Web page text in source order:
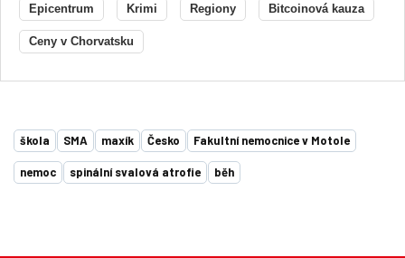
Epicentrum Krimi Regiony Bitcoinová kauza
Ceny v Chorvatsku
škola SMA maxík Česko Fakultní nemocnice v Motole
nemoc spinální svalová atrofie běh